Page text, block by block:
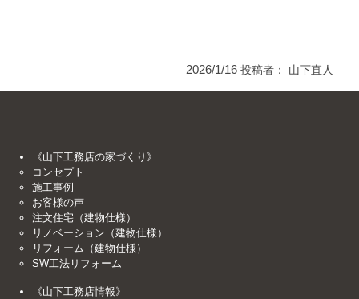
2026/1/16 投稿者： 山下直人
《山下工務店の家づくり》
コンセプト
施工事例
お客様の声
注文住宅（建物仕様）
リノベーション（建物仕様）
リフォーム（建物仕様）
SW工法リフォーム
《山下工務店情報》